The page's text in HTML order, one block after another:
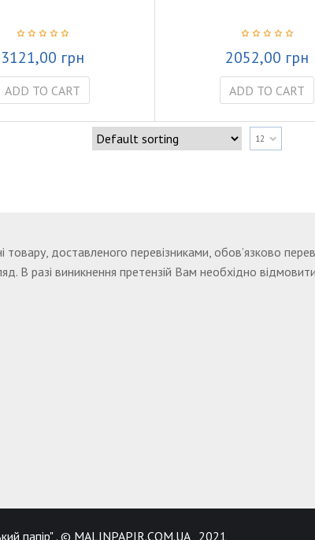
3121,00 грн
ADD TO CART
2052,00 грн
ADD TO CART
12
товару, доставленого перевізниками, обов’язково
В разі виникнення претензій Вам необхідно
папip" . © MALINPAPIR.COM.UA , 2021